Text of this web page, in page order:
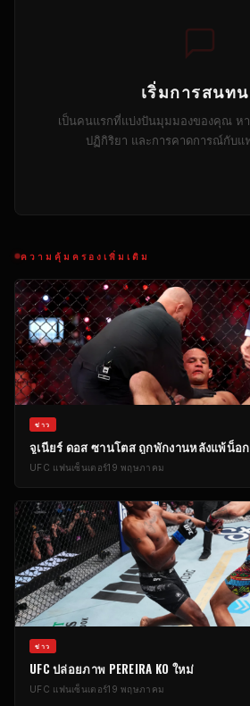
เริ่มการสนท
เป็นคนแรกที่แบ่งปันมุมมองของคุณ หา
ปฏิกิริยา และการคาดการณ์กับ
ความคุ้มครองเพิ่มเติม
ข่าว
จูเนียร์ ดอส ซานโตส ถูกพักงานหลังแพ้น็อก
UFC แฟนเซ็นเตอร์19 พฤษภาคม
ข่าว
UFC ปล่อยภาพ PEREIRA KO ใหม่
UFC แฟนเซ็นเตอร์19 พฤษภาคม